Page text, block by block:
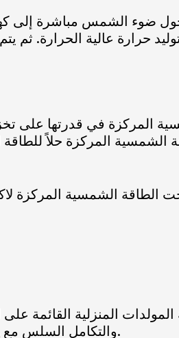
ضوء الشمس مباشرة إلى
المركزة في قدرتها على
المركزة حلاً للطاقة
الطاقة الشمسية المركزة
المنزلية القائمة
والتكامل السلس معالتخزين - مما يجعلها الخيار الافتراضي لاستقلالية الطاقة السكنية.